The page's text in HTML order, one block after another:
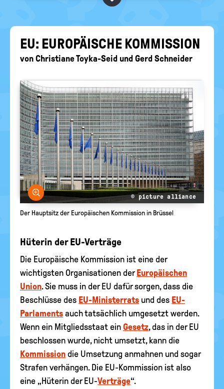
politische
EURE AKTUELLEN FRAGEN...
EU: EU­RO­PÄI­SCHE KOM­MIS­SI­ON
von Christiane Toyka-Seid und Gerd Schneider
Bild vergrößern
© picture alliance
Der Hauptsitz der Europäischen Kommission in Brüssel
Hüterin der EU-Verträge
Die Europäische Kommission ist eine der
wichtigsten Organisationen der Europäischen
Union. Sie muss in der EU dafür sorgen, dass die
Beschlüsse des EU-Ministerrats und des EU-
Parlaments auch tatsächlich umgesetzt werden.
Wenn ein Mitgliedsstaat ein Gesetz, das in der EU
beschlossen wurde, nicht umsetzt, kann die
Kommission die Umsetzung anmahnen und sogar
Strafen verhängen. Die EU-Kommission ist also
eine „Hüterin der EU-Verträge“.